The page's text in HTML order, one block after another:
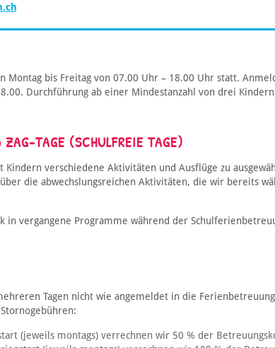
Montag bis Freitag von 07.00 Uhr – 18.00 Uhr statt.
Durchführung ab einer Mindestanzahl von drei
ZAG-TAGE (SCHULFREIE TAGE)
verschiedene Aktivitäten und Ausflüge zu
die abwechslungsreichen Aktivitäten, die wir bereits
in vergangene Programme während der
Tagen nicht wie angemeldet in die
(jeweils montags) verrechnen wir 50 % der